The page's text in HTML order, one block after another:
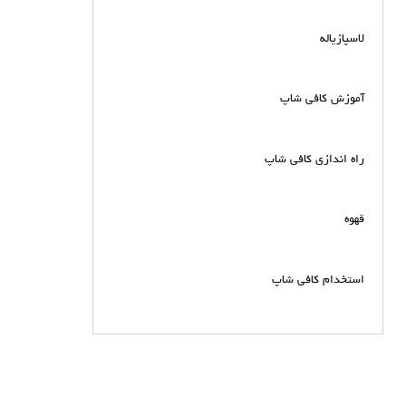
لاسپازیاله
آموزش کافی شاپ
راه اندازی کافی شاپ
قهوه
استخدام کافی شاپ